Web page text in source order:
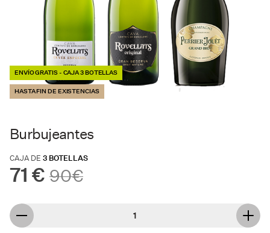
ENVÍO GRATIS - CAJA 3 BOTELLAS
HASTA FIN DE EXISTENCIAS
Burbujeantes
CAJA DE3 BOTELLAS
71 € 90€